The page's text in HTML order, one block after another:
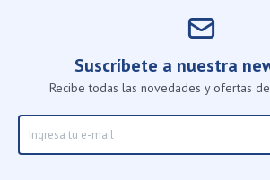
Suscríbete a nuestra
Recibe todas las novedades y ofertas